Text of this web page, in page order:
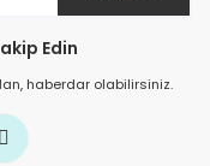
Edin
haberdar olabilirsiniz.